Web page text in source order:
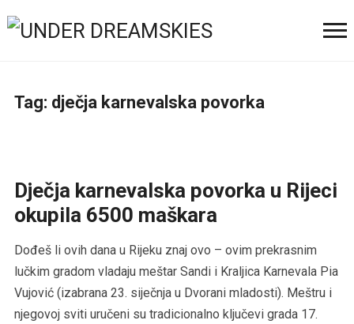
Tag: dječja karnevalska povorka
Dječja karnevalska povorka u Rijeci
okupila 6500 maškara
Dođeš li ovih dana u Rijeku znaj ovo – ovim prekrasnim
lučkim gradom vladaju meštar Sandi i Kraljica Karnevala Pia
Vujović (izabrana 23. siječnja u Dvorani mladosti). Meštru i
njegovoj sviti uručeni su tradicionalno ključevi grada 17.